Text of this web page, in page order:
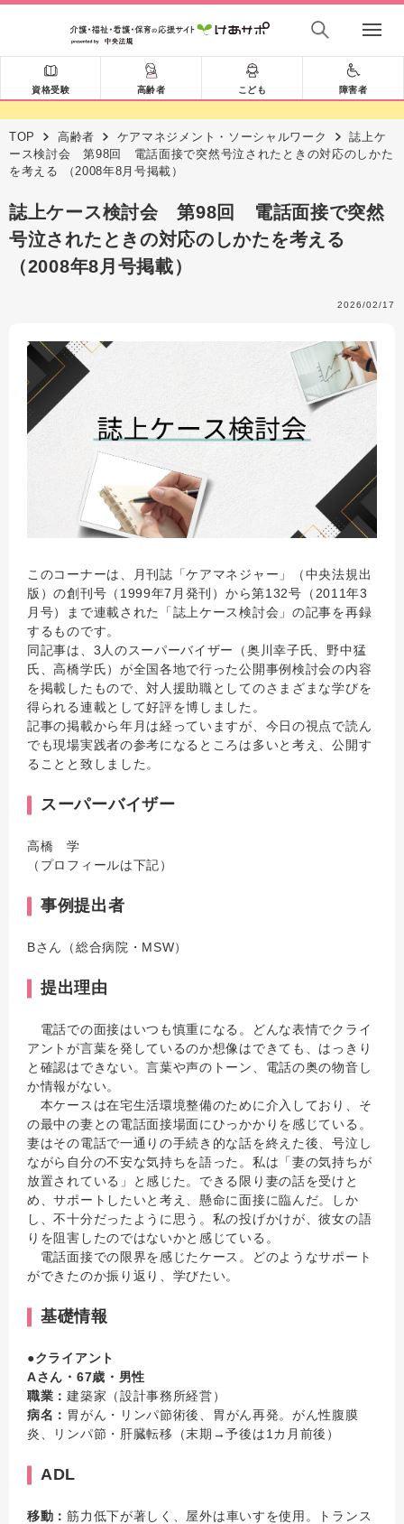
資格受験 高齢者 こども 障害者
TOP 高齢者 ケアマネジメント・ソーシャルワーク
誌上ケ
ース検討会 第98回 電話面接で突然号泣されたときの対応のしかた
を考える （2008年8月号掲載）
誌上ケース検討会 第98回 電話面接で突然
号泣されたときの対応のしかたを考える
（2008年8月号掲載）
2026/02/17
このコーナーは、月刊誌「ケアマネジャー」（中央法規出
版）の創刊号（1999年7月発刊）から第132号（2011年3
月号）まで連載された「誌上ケース検討会」の記事を再録
するものです。
同記事は、3人のスーパーバイザー（奥川幸子氏、野中猛
氏、高橋学氏）が全国各地で行った公開事例検討会の内容
を掲載したもので、対人援助職としてのさまざまな学びを
得られる連載として好評を博しました。
記事の掲載から年月は経っていますが、今日の視点で読ん
でも現場実践者の参考になるところは多いと考え、公開す
ることと致しました。
スーパーバイザー
高橋 学
（プロフィールは下記）
事例提出者
Bさん（総合病院・MSW）
提出理由
電話での面接はいつも慎重になる。どんな表情でクライ
アントが言葉を発しているのか想像はできても、はっきり
と確認はできない。言葉や声のトーン、電話の奥の物音し
か情報がない。
本ケースは在宅生活環境整備のために介入しており、そ
の最中の妻との電話面接場面にひっかかりを感じている。
妻はその電話で一通りの手続き的な話を終えた後、号泣し
ながら自分の不安な気持ちを語った。私は「妻の気持ちが
放置されている」と感じた。できる限り妻の話を受けと
め、サポートしたいと考え、懸命に面接に臨んだ。しか
し、不十分だったように思う。私の投げかけが、彼女の語
りを阻害したのではないかと感じている。
電話面接での限界を感じたケース。どのようなサポート
ができたのか振り返り、学びたい。
基礎情報
●クライアント
Aさん・67歳・男性
職業：建築家（設計事務所経営）
病名： 胃がん・リンパ節術後、胃がん再発。がん性腹膜
炎、リンパ節・肝臓転移（末期→予後は1カ月前後）
ADL
移動：筋力低下が著しく、屋外は車いすを使用。トランス